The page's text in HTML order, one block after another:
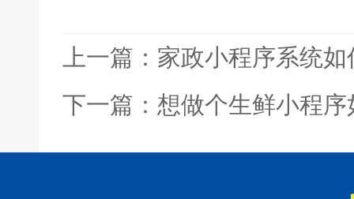
上一篇：家政小程序系统
下一篇：想做个生鲜小程